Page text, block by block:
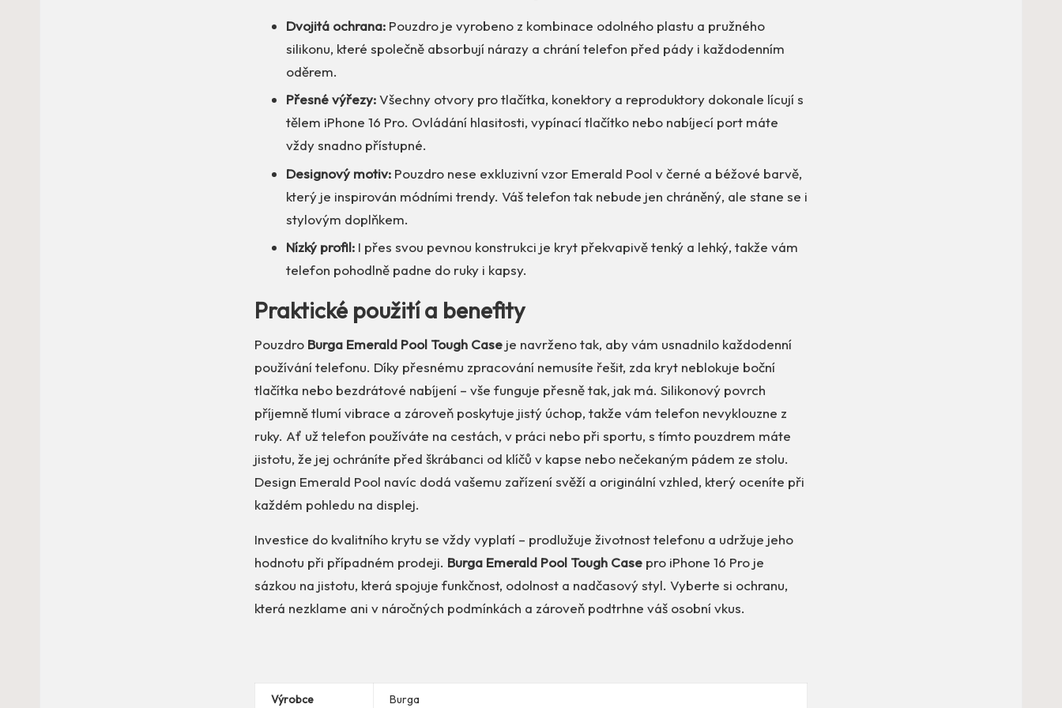
Dvojitá ochrana: Pouzdro je vyrobeno z kombinace odolného plastu a pružného
silikonu, které společně absorbují nárazy a chrání telefon před pády i každodenním
oděrem.
Přesné výřezy:Všechny otvory pro tlačítka, konektory a reproduktory dokonale lícují s
tělem iPhone 16 Pro. Ovládání hlasitosti, vypínací tlačítko nebo nabíjecí port máte
vždy snadno přístupné.
Designový motiv: Pouzdro nese exkluzivní vzor Emerald Pool v černé a béžové barvě,
který je inspirován módními trendy. Váš telefon tak nebude jen chráněný, ale stane se i
stylovým doplňkem.
Nízký profil: I přes svou pevnou konstrukci je kryt překvapivě tenký a lehký, takže vám
telefon pohodlně padne do ruky i kapsy.
Praktické použití a benefity
Pouzdro Burga Emerald Pool Tough Case je navrženo tak, aby vám usnadnilo každodenní
používání telefonu. Díky přesnému zpracování nemusíte řešit, zda kryt neblokuje boční
tlačítka nebo bezdrátové nabíjení – vše funguje přesně tak, jak má. Silikonový povrch
příjemně tlumí vibrace a zároveň poskytuje jistý úchop, takže vám telefon nevyklouzne z
ruky. Ať už telefon používáte na cestách, v práci nebo při sportu, s tímto pouzdrem máte
jistotu, že jej ochráníte před škrábanci od klíčů v kapse nebo nečekaným pádem ze stolu.
Design Emerald Pool navíc dodá vašemu zařízení svěží a originální vzhled, který oceníte při
každém pohledu na displej.
Investice do kvalitního krytu se vždy vyplatí – prodlužuje životnost telefonu a udržuje jeho
hodnotu při případném prodeji. Burga Emerald Pool Tough Case pro iPhone 16 Pro je
sázkou na jistotu, která spojuje funkčnost, odolnost a nadčasový styl. Vyberte si ochranu,
která nezklame ani v náročných podmínkách a zároveň podtrhne váš osobní vkus.
Výrobce Burga